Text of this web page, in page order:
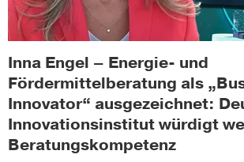
Inna Engel – Energie- und
Fördermittelberatung als
Innovator“ ausgezeichnet:
Innovationsinstitut würdigt
Beratungskompetenz